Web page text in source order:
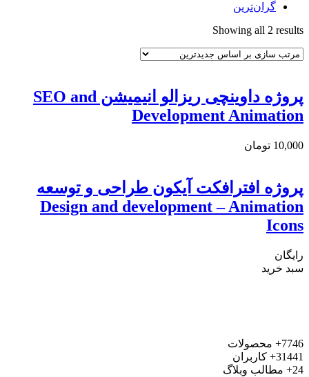
گران‌ترین
Showing all 2 results
latest
پروژه داوینچی ریزالو انیمیشن SEO and
Development Animation
10,000 تومان
پروژه افترافکت آیکون طراحی و توسعه
Design and development – Animation
Icons
رایگان
سبد خرید
7746+
محصولات
31441+
کاربران
24+
مطالب وبلاگ